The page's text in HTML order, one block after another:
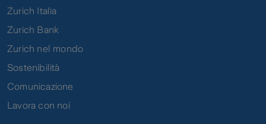
Zurich Italia
Zurich Bank
Zurich nel mondo
Sostenibilità
Comunicazione
Lavora con noi